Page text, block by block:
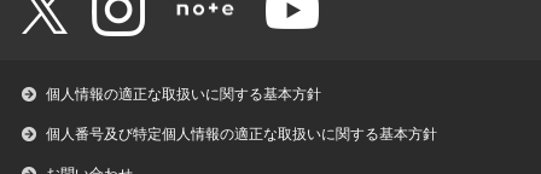
個人情報の適正な取扱いに関する基本方針
個人番号及び特定個人情報の適正な取扱いに関する基本方針